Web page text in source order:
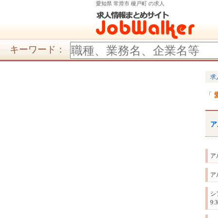
愛知県 常滑市 榎戸町 の求人
キーワード：
求
ア
ア
シ